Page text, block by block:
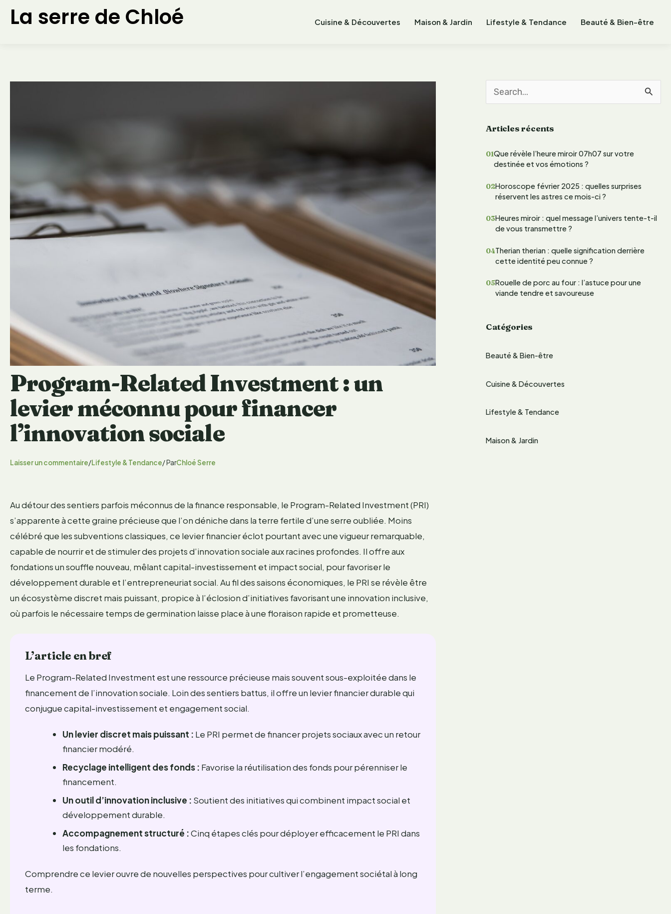
contenu
La serre de Chloé Cuisine & Découvertes Maison & Jardin Lifestyle & Tendance Beauté & Bien-être
Program-Related Investment : un
levier méconnu pour financer
l’innovation sociale
Laisser un commentaire/Lifestyle & Tendance/ ParChloé Serre
Au détour des sentiers parfois méconnus de la finance responsable, le Program-Related Investment (PRI)
s’apparente à cette graine précieuse que l’on déniche dans la terre fertile d’une serre oubliée. Moins
célébré que les subventions classiques, ce levier financier éclot pourtant avec une vigueur remarquable,
capable de nourrir et de stimuler des projets d’innovation sociale aux racines profondes. Il offre aux
fondations un souffle nouveau, mêlant capital-investissement et impact social, pour favoriser le
développement durable et l’entrepreneuriat social. Au fil des saisons économiques, le PRI se révèle être
un écosystème discret mais puissant, propice à l’éclosion d’initiatives favorisant une innovation inclusive,
où parfois le nécessaire temps de germination laisse place à une floraison rapide et prometteuse.
L’article en bref
Le Program-Related Investment est une ressource précieuse mais souvent sous-exploitée dans le
financement de l’innovation sociale. Loin des sentiers battus, il offre un levier financier durable qui
conjugue capital-investissement et engagement social.
Un levier discret mais puissant : Le PRI permet de financer projets sociaux avec un retour
financier modéré.
Recyclage intelligent des fonds : Favorise la réutilisation des fonds pour pérenniser le
financement.
Un outil d’innovation inclusive : Soutient des initiatives qui combinent impact social et
développement durable.
Accompagnement structuré :Cinq étapes clés pour déployer efficacement le PRI dans
les fondations.
Comprendre ce levier ouvre de nouvelles perspectives pour cultiver l’engagement sociétal à long
terme.
c
r
h
r
Articles récents
Que révèle l’heure miroir 07h07 sur votre
destinée et vos émotions ?
Horoscope février 2025 : quelles surprises
réservent les astres ce mois-ci ?
Heures miroir : quel message l’univers tente-t-il
de vous transmettre ?
Therian therian : quelle signification derrière
cette identité peu connue ?
Rouelle de porc au four : l’astuce pour une
viande tendre et savoureuse
Catégories
Beauté & Bien-être
Cuisine & Découvertes
Lifestyle & Tendance
Maison & Jardin